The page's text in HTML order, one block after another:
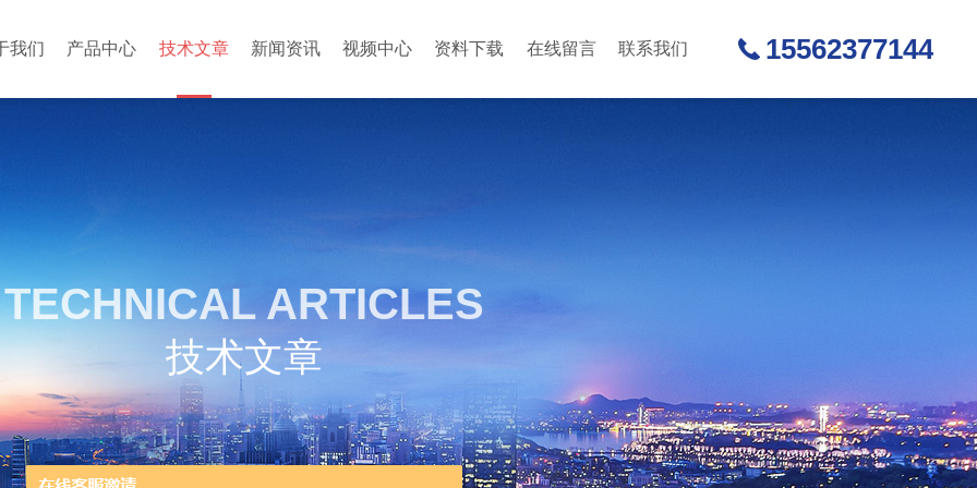
我们 产品中心 技术文章 新闻资讯 视频中心 资料下载 在线留言 联系我们 15562377144
TECHNICAL ARTICLES
技术文章